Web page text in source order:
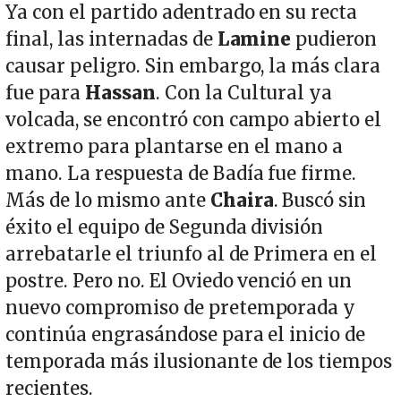
Ya con el partido adentrado en su recta
final, las internadas de Lamine pudieron
causar peligro. Sin embargo, la más clara
fue para Hassan. Con la Cultural ya
volcada, se encontró con campo abierto el
extremo para plantarse en el mano a
mano. La respuesta de Badía fue firme.
Más de lo mismo ante Chaira. Buscó sin
éxito el equipo de Segunda división
arrebatarle el triunfo al de Primera en el
postre. Pero no. El Oviedo venció en un
nuevo compromiso de pretemporada y
continúa engrasándose para el inicio de
temporada más ilusionante de los tiempos
recientes.